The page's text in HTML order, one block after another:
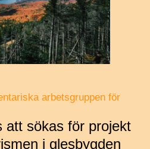
arbetsgruppen för
att sökas för projekt
i glesbygden